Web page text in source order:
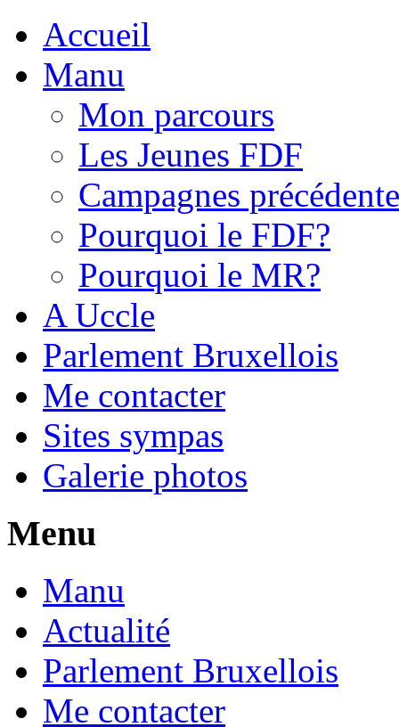
Accueil
Manu
Mon parcours
Les Jeunes FDF
Campagnes
Pourquoi le FDF?
Pourquoi le MR?
A Uccle
Parlement Bruxellois
Me contacter
Sites sympas
Galerie photos
Menu
Manu
Actualité
Parlement Bruxellois
Me contacter